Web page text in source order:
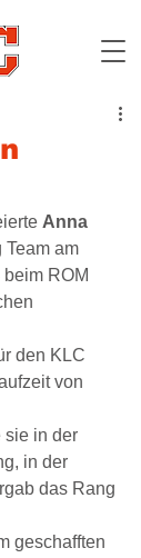
Anna
am
ROM
den KLC
von
sie in der
in der
das Rang
geschafften